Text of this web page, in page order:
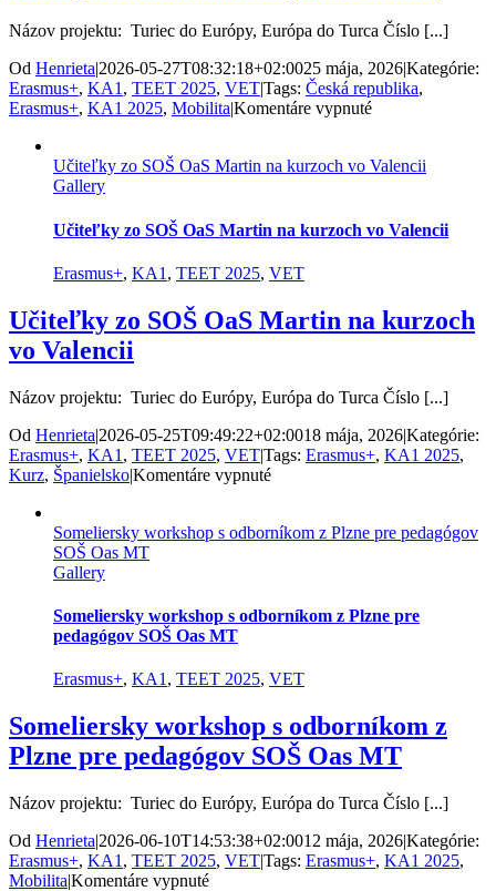
Názov projektu: Turiec do Európy, Európa do Turca Číslo [...]
Od Henrieta|2026-05-27T08:32:18+02:0025 mája, 2026|Kategórie:
Erasmus+, KA1 , TEET 2025, VET|Tags: Česká republika,
Erasmus+, KA1 2025, Mobilita|Komentáre vypnuténa
skúsenosti
v
Učiteľky zo SOŠ OaS Martin na kurzoch vo Valencii
Gallery
Učiteľky zo SOŠ OaS Martin na kurzoch vo Valencii
Erasmus+, KA1 , TEET 2025, VET
Učiteľky zo SOŠ OaS Martin na kurzoch
vo Valencii
Názov projektu: Turiec do Európy, Európa do Turca Číslo [...]
Od Henrieta|2026-05-25T09:49:22+02:0018 mája, 2026|Kategórie:
Erasmus+, KA1 , TEET 2025, VET|Tags: Erasmus+, KA1 2025,
Kurz, Španielsko|Komentáre vypnuténa
SOŠ
kurzoch
Someliersky workshop s odborníkom z Plzne pre pedagógov
SOŠ Oas MT
Gallery
Someliersky workshop s odborníkom z Plzne pre
pedagógov SOŠ Oas MT
Erasmus+, KA1 , TEET 2025, VET
Someliersky workshop s odborníkom z
Plzne pre pedagógov SOŠ Oas MT
Názov projektu: Turiec do Európy, Európa do Turca Číslo [...]
Od Henrieta|2026-06-10T14:53:38+02:0012 mája, 2026|Kategórie:
Erasmus+, KA1 , TEET 2025, VET|Tags: Erasmus+, KA1 2025,
Mobilita|Komentáre vypnuténa